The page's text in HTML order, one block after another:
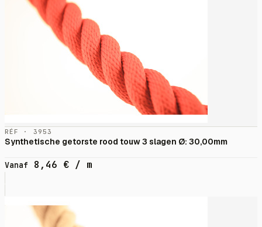
RÉF · 3953
Synthetische getorste rood touw 3 slagen Ø: 30,00mm
Vanaf 8,46 € / m